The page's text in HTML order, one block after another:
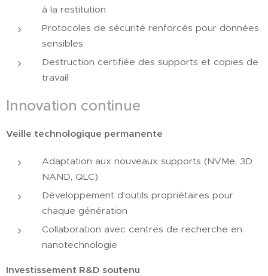
à la restitution
Protocoles de sécurité renforcés pour données
sensibles
Destruction certifiée des supports et copies de
travail
Innovation continue
Veille technologique permanente
Adaptation aux nouveaux supports (NVMe, 3D
NAND, QLC)
Développement d'outils propriétaires pour
chaque génération
Collaboration avec centres de recherche en
nanotechnologie
Investissement R&D soutenu